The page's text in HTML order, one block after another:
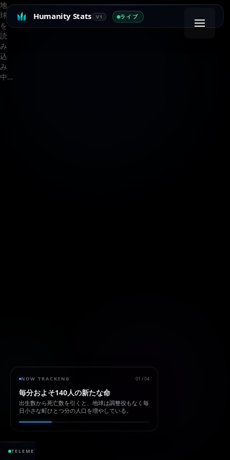
Humanity Stats V1 ライブ
地
球
を
読
み
込
み
中…
NOW TRACKING 01 /04
毎分およそ140人の新たな命
出生数から死亡数を引くと、地球は調整役もなく毎
日小さな町ひとつ分の人口を増やしている。
TELEMETRY